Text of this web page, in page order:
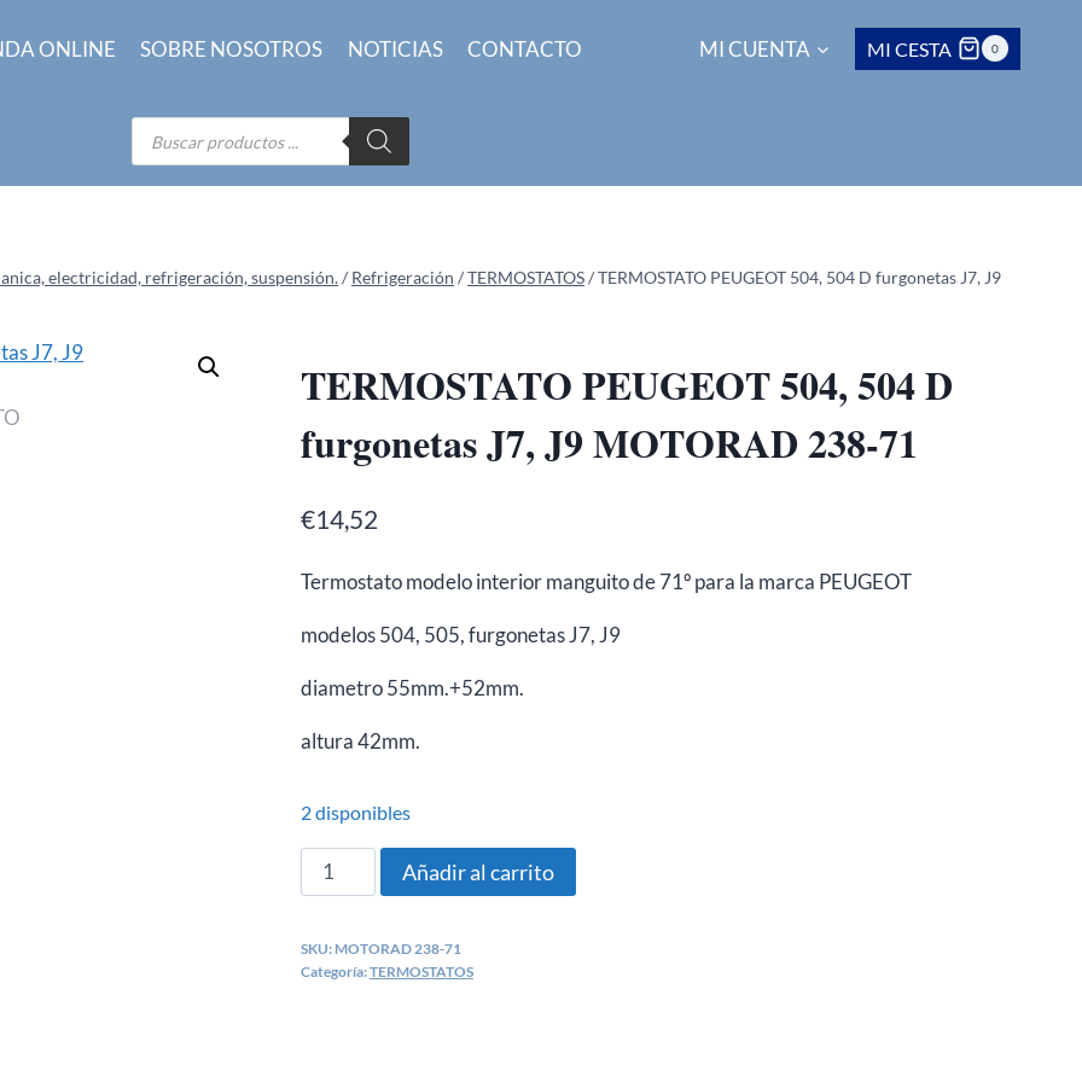
ONLINE SOBRE NOSOTROS NOTICIAS CONTACTO MI CUENTA MI CESTA 0
Búsqueda
de
productos
electricidad, refrigeración, suspensión./ Refrigeración /TERMOSTATOS/TERMOSTATO PEUGEOT 504, 504 D furgonetas J7, J9
TERMOSTATO PEUGEOT 504, 504 D
furgonetas J7, J9 MOTORAD 238-71
€14,52
Termostato modelo interior manguito de 71º para la marca PEUGEOT
modelos 504, 505, furgonetas J7, J9
diametro 55mm.+52mm.
altura 42mm.
2 disponibles
TERMOSTATO
PEUGEOT
504
Añadir al carrito
SKU: MOTORAD 238-71
Categoría:TERMOSTATOS